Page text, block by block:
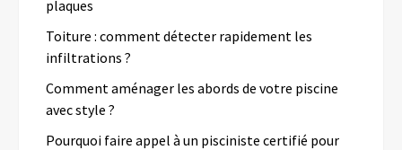
plaques
Toiture : comment détecter rapidement les
infiltrations ?
Comment aménager les abords de votre piscine
avec style ?
Pourquoi faire appel à un pisciniste certifié pour